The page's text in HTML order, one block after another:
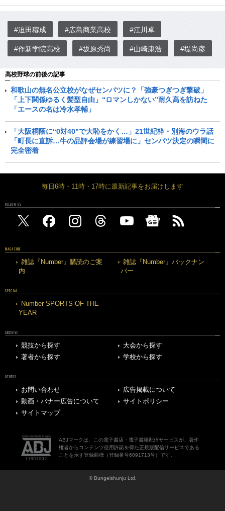
#迫田穆成 #広島商業高校 #江川卓
#作新学院高校 #坂原秀尚 #山崎康浩 #堤尚彦
高校野球の前後の記事
和歌山の無名公立校がなぜセンバツに？「強豪つぎつぎ撃破」
「上下関係ゆるく髪型自由」“ロマンしかない”耐久高を訪ねた
「エースの名は冷水孝輔」
「大阪桐蔭に“0対40”で大恥をかく…」21世紀枠・別海のウラ話
「町長に直訴…牛の品評会場が練習場に」センバツ決定の瞬間に
完全密着
毎日6時・11時・17時に最新記事をお届けします
FOLLOW US
MAGAZINE
雑誌『Number』購読のご案
内
雑誌『Number』バックナン
バー
SPECIAL
Number SPORTS OF THE
YEAR
ARCHIVE
競技から探す
大会から探す
著者から探す
学校から探す
OTHERS
お問い合わせ
広告掲載について
動画・バナー広告について
サイトポリシー
サイトマップ
ABJマークは、この電子書店・電子書籍配信サービスが、著作
権者からコンテンツ使用許諾を得た正規版配信サービスである
ことを示す登録商標（登録番号6091713号）です。
© Bungeishunju Ltd.